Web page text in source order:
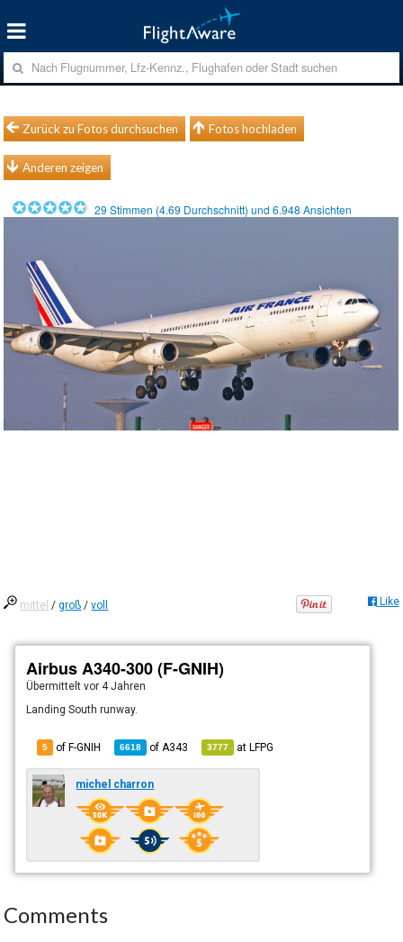
Zurück zu Fotos durchsuchen Fotos hochladen
Anderen zeigen
29 Stimmen (4.69 Durchschnitt) und6.948 Ansichten
mittel /groß /voll Like
Airbus A340-300 (F-GNIH)
Übermitteltvor 4 Jahren
Landing South runway.
5 of F-GNIH 6618 of A343 3777 atLFPG
michel charron
Comments